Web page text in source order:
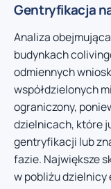
Gentryfikacja
Analiza
budynkach
odmiennych
współdzielonych
ograniczony,
dzielnicach, które
gentryfikacji lub
fazie. Największe
w pobliżu dzielnicy